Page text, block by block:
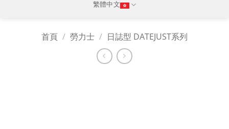
繁體中文
首頁 / 勞力士 / 日誌型 DATEJUST系列